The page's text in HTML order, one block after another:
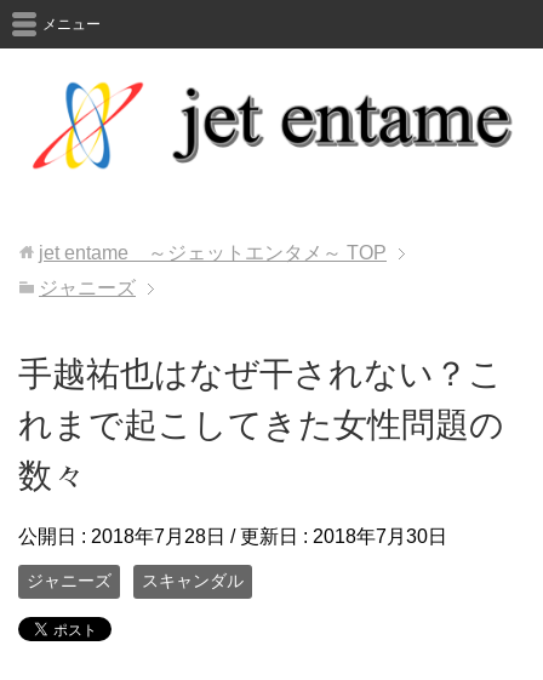
メニュー
jet entame ～ジェットエンタメ～ TOP
ジャニーズ
手越祐也はなぜ干されない？こ
れまで起こしてきた女性問題の
数々
公開日 : 2018年7月28日 / 更新日 : 2018年7月30日
ジャニーズ スキャンダル